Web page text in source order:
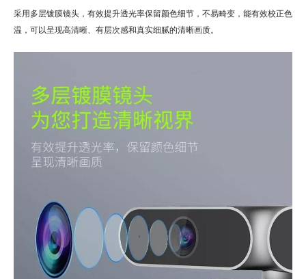
采用多层镀膜镜头，有效提升透光率保留颜色细节，不易畸变，能有效校正色
温，可以呈现高清晰、有层次感和真实细腻的清晰画质。